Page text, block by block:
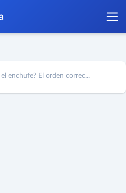
enchufe? El orden correc...